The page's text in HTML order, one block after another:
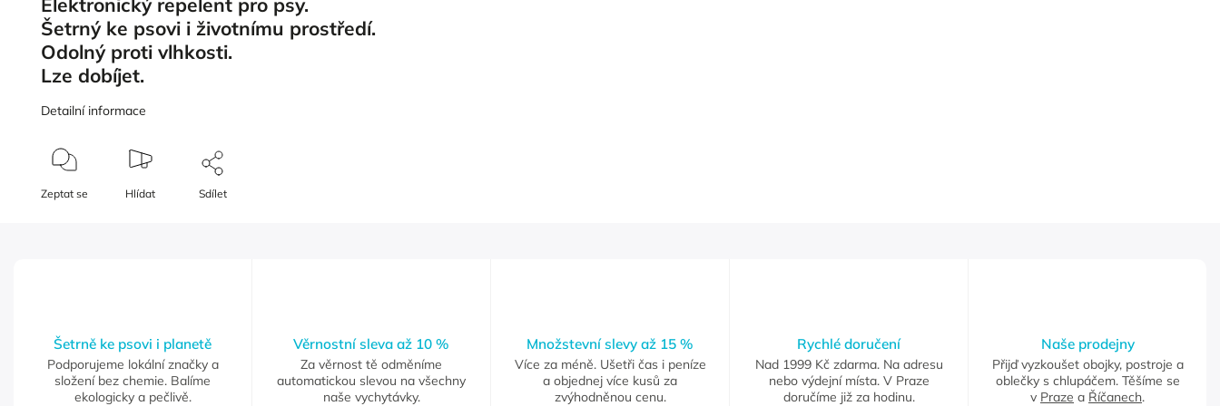
Šetrný ke psovi i životnímu prostředí.
Odolný proti vlhkosti.
Lze dobíjet.
Detailní informace
Zeptat se Hlídat Sdílet
Šetrně ke psovi i planetě
Podporujeme lokální značky a
složení bez chemie. Balíme
ekologicky a pečlivě.
Věrnostní sleva až 10 %
Za věrnost tě odměníme
automatickou slevou na všechny
naše vychytávky.
Množstevní slevy až 15 %
Více za méně. Ušetři čas i peníze
a objednej více kusů za
zvýhodněnou cenu.
Rychlé doručení
Nad 1999 Kč zdarma. Na adresu
nebo výdejní místa. V Praze
doručíme již za hodinu.
Naše prodejny
Přijď vyzkoušet obojky, postroje a
oblečky s chlupáčem. Těšíme se
v Praze a Říčanech.